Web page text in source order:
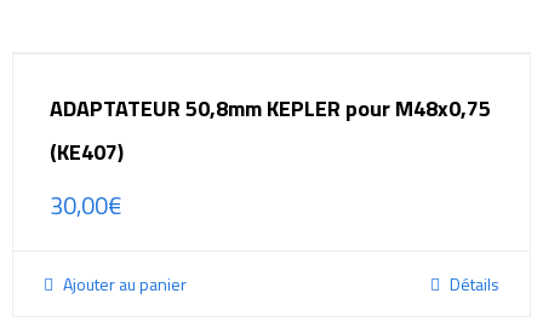
ADAPTATEUR 50,8mm KEPLER pour M48x0,75
(KE407)
30,00€
Ajouter au panier Détails